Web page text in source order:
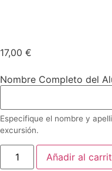
17,00 €
Nombre Completo del
Especifique el nombre y
excursión.
MIS
DIBUJOS
2
Añadir al